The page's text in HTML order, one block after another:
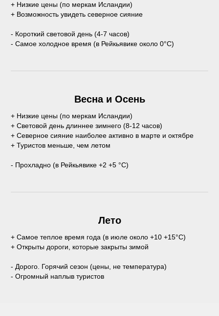
+ Низкие цены (по меркам Исландии)
+ Возможность увидеть северное сияние
- Короткий световой день (4-7 часов)
- Самое холодное время (в Рейкьявике около 0°C)
Весна и Осень
+ Низкие цены (по меркам Исландии)
+ Световой день длиннее зимнего (8-12 часов)
+ Северное сияние наиболее активно в марте и октябре
+ Туристов меньше, чем летом
- Прохладно (в Рейкьявике +2 +5 °C)
Лето
+ Самое теплое время года (в июле около +10 +15°C)
+ Открыты дороги, которые закрыты зимой
- Дорого. Горячий сезон (цены, не температура)
- Огромный наплыв туристов